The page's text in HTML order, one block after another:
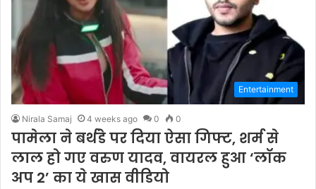
Entertainment
Nirala Samaj 4 weeks ago 0 0
पामेला ने बर्थडे पर दिया ऐसा गिफ्ट, शर्म से
लाल हो गए वरुण यादव, वायरल हुआ ‘लॉक
अप 2’ का ये खास वीडियो